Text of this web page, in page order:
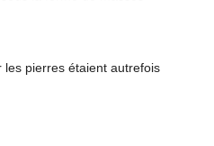
les pierres étaient autrefois